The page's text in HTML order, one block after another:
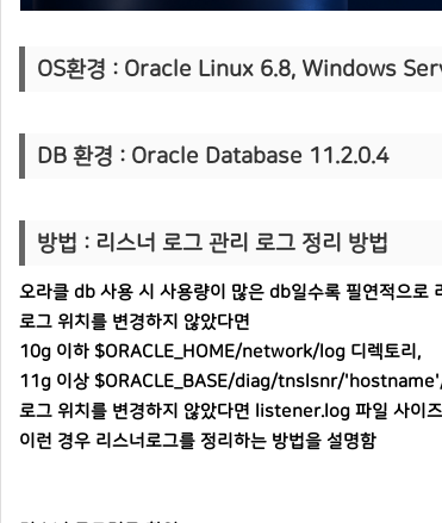
OS환경 : Oracle Linux 6.8, Windows
DB 환경 : Oracle Database 11.2.0.4
방법 : 리스너 로그 관리 로그 정리 방법
오라클 db 사용 시 사용량이 많은 db일수록 필연적으로
로그 위치를 변경하지 않았다면
10g 이하 $ORACLE_HOME/network/log 디렉토리,
11g 이상 $ORACLE_BASE/diag/tnslsnr/
로그 위치를 변경하지 않았다면 listener.log 파일 사이
이런 경우 리스너로그를 정리하는 방법을 설명함